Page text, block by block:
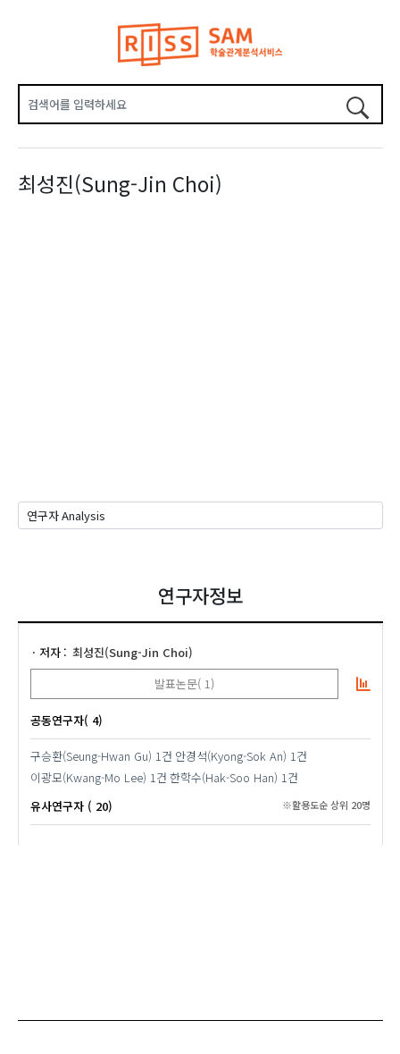
최성진(Sung-Jin Choi)
연구자정보
저자
최성진(Sung-Jin Choi)
발표논문( 1)
공동연구자( 4)
구승환(Seung-Hwan Gu) 1건 안경석(Kyong-Sok An) 1건
이광모(Kwang-Mo Lee) 1건 한학수(Hak-Soo Han) 1건
유사연구자 ( 20)
※활용도순 상위 20명